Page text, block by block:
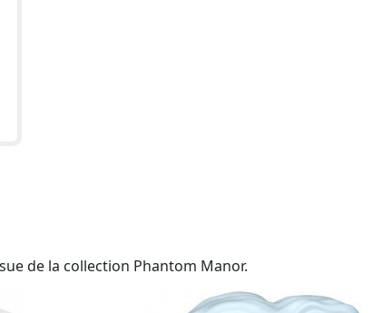
de la collection Phantom Manor.